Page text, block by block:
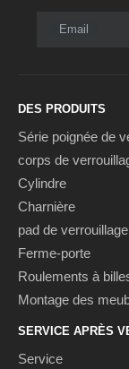
Email
DES PRODUITS
Série poignée de
corps de
Cylindre
Charnière
pad de verrouillage
Ferme-porte
Roulements à
Montage des
SERVICE APRÈS
Service